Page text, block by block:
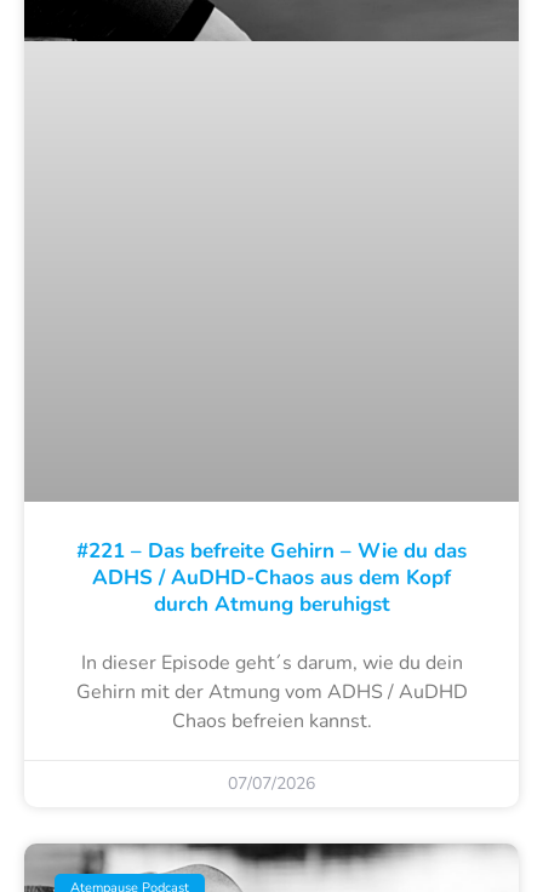
#221 – Das befreite Gehirn – Wie du das
ADHS / AuDHD-Chaos aus dem Kopf
durch Atmung beruhigst
In dieser Episode geht´s darum, wie du dein
Gehirn mit der Atmung vom ADHS / AuDHD
Chaos befreien kannst.
07/07/2026
Atempause Podcast